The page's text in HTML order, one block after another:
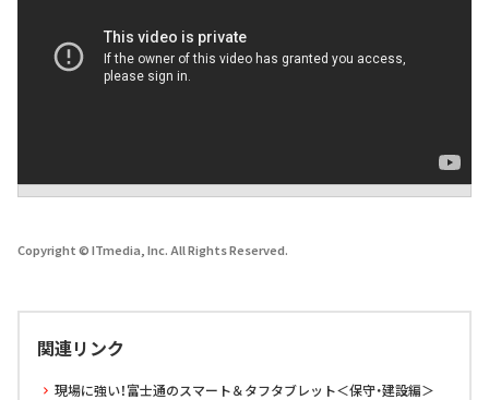
Copyright © ITmedia, Inc. All Rights Reserved.
関連リンク
現場に強い！富士通のスマート＆タフタブレット＜保守・建設編＞